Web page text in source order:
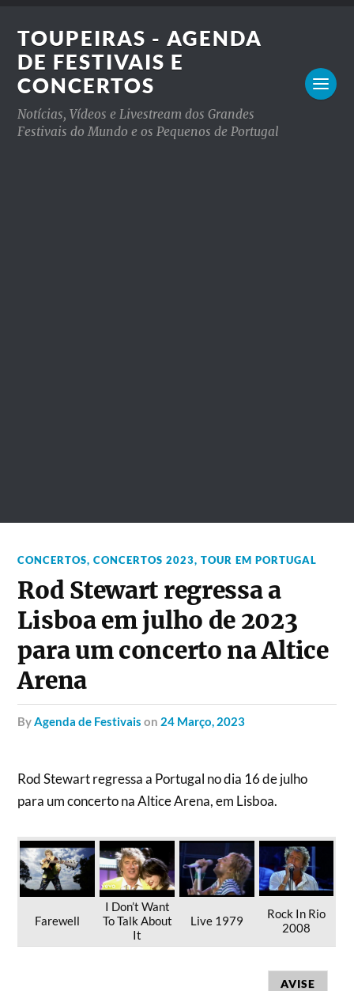
TOUPEIRAS - AGENDA
DE FESTIVAIS E
CONCERTOS
Notícias, Vídeos e Livestream dos Grandes
Festivais do Mundo e os Pequenos de Portugal
CONCERTOS,CONCERTOS 2023,TOUR EM PORTUGAL
Rod Stewart regressa a
Lisboa em julho de 2023
para um concerto na Altice
Arena
byAgenda de Festivais on 24 Março, 2023
Rod Stewart regressa a Portugal no dia 16 de julho
para um concerto na Altice Arena, em Lisboa.
Farewell
I Don’t Want
To Talk About
It
Live 1979
Rock In Rio
2008
AVISE